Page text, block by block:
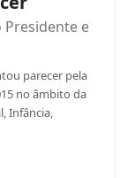
Presidente e
parecer pela
no âmbito da
Infância,